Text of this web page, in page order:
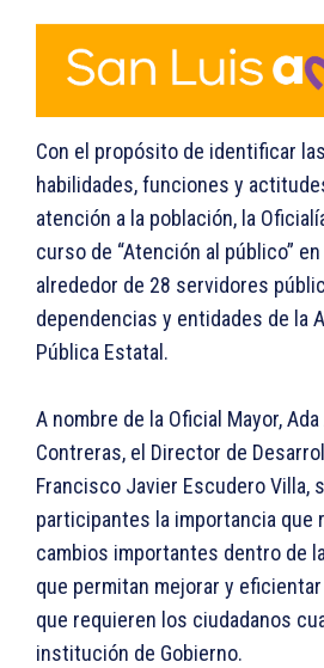
Con el propósito de identificar
habilidades, funciones y
atención a la población, la
curso de “Atención al público”
alrededor de 28 servidores
dependencias y entidades de la
Pública Estatal.
A nombre de la Oficial Mayor,
Contreras, el Director de
Francisco Javier Escudero Villa,
participantes la importancia que
cambios importantes dentro de
que permitan mejorar y
que requieren los ciudadanos
institución de Gobierno.